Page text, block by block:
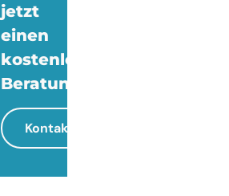
jetzt
einen
kostenlosen
Beratungstermin!
Kontakt